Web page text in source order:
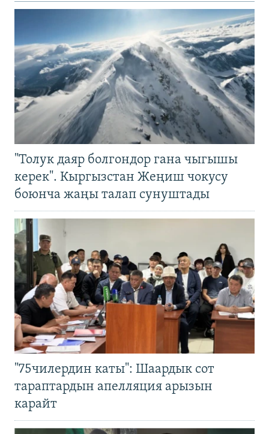
"Толук даяр болгондор гана чыгышы
керек". Кыргызстан Жеңиш чокусу
боюнча жаңы талап сунуштады
"75чилердин каты": Шаардык сот
тараптардын апелляция арызын
карайт